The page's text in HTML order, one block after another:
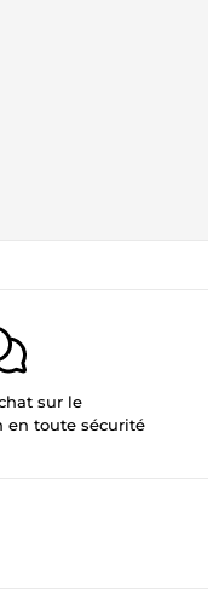
sur le
en toute sécurité